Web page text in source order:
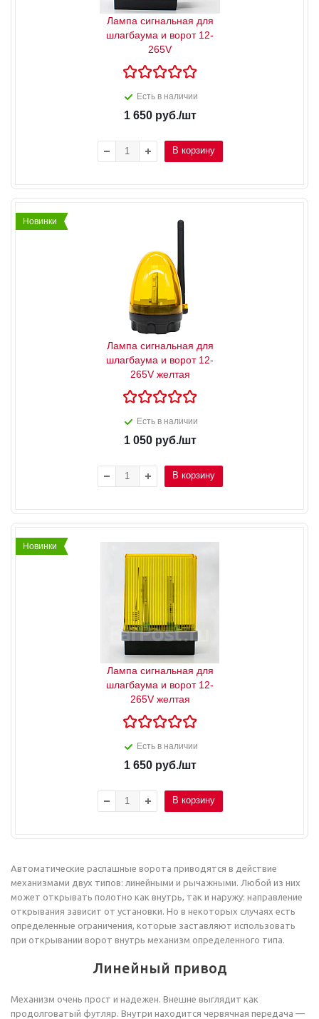
Лампа сигнальная для
шлагбаума и ворот 12-
265V
Есть в наличии
1 650руб./шт
В корзину
Новинки
Лампа сигнальная для
шлагбаума и ворот 12-
265V желтая
Есть в наличии
1 050руб./шт
В корзину
Новинки
Лампа сигнальная для
шлагбаума и ворот 12-
265V желтая
Есть в наличии
1 650руб./шт
В корзину
Автоматические распашные ворота приводятся в действие
механизмами двух типов: линейными и рычажными. Любой из них
может открывать полотно как внутрь, так и наружу: направление
открывания зависит от установки. Но в некоторых случаях есть
определенные ограничения, которые заставляют использовать
при открывании ворот внутрь механизм определенного типа.
Линейный привод
Механизм очень прост и надежен. Внешне выглядит как
продолговатый футляр. Внутри находится червячная передача —